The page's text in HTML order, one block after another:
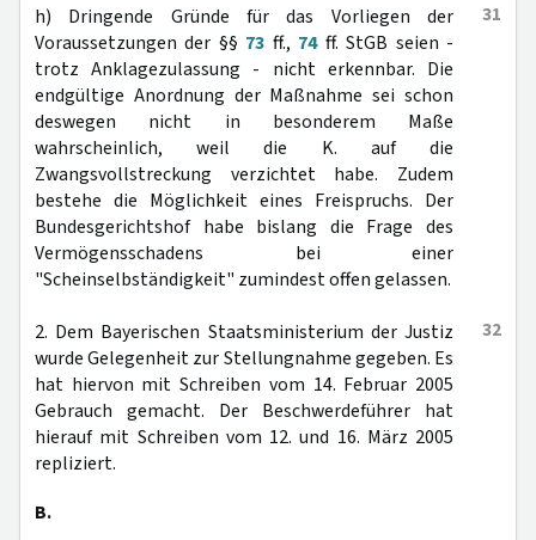
31
h) Dringende Gründe für das Vorliegen der
Voraussetzungen der §§ 73 ff., 74ff. StGB seien -
trotz Anklagezulassung - nicht erkennbar. Die
endgültige Anordnung der Maßnahme sei schon
deswegen nicht in besonderem Maße
wahrscheinlich, weil die K. auf die
Zwangsvollstreckung verzichtet habe. Zudem
bestehe die Möglichkeit eines Freispruchs. Der
Bundesgerichtshof habe bislang die Frage des
Vermögensschadens bei einer
"Scheinselbständigkeit" zumindest offen gelassen.
32
2. Dem Bayerischen Staatsministerium der Justiz
wurde Gelegenheit zur Stellungnahme gegeben. Es
hat hiervon mit Schreiben vom 14. Februar 2005
Gebrauch gemacht. Der Beschwerdeführer hat
hierauf mit Schreiben vom 12. und 16. März 2005
repliziert.
B.